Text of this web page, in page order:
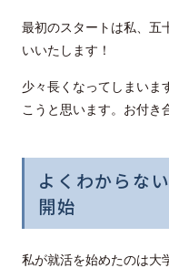
最初のスタートは私、五
いいたします！
少々長くなってしまいま
こうと思います。お付き
よくわからな
開始
私が就活を始めたのは大